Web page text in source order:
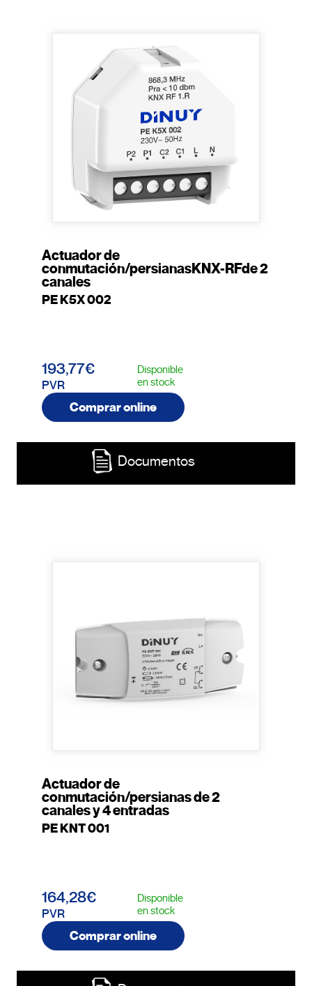
Actuador de
conmutación/persianasKNX-RFde 2
canales
PE K5X 002
193,77€
PVR
Disponible
en stock
Comprar online
Documentos
Actuador de
conmutación/persianas de 2
canales y 4 entradas
PE KNT 001
164,28€
PVR
Disponible
en stock
Comprar online